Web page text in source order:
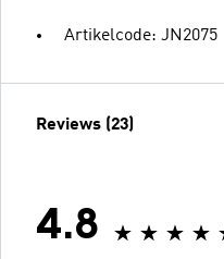
Artikelcode: JN2075
Reviews (23)
4.8